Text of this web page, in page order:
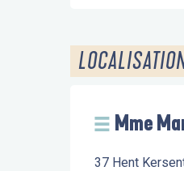
Mme
37 Hent